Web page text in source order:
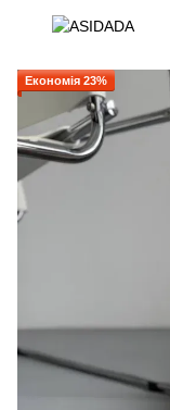
Економія 23%